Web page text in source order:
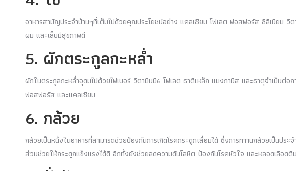
อาหารสามัญประจำบ้านๆที่เต็มไปด้วยคุณประโยชน์อย่าง แคลเซียม โฟเลต ฟอสฟอรัส ซีลีเนียม
ผม และเล็บมีสุขภาพดี
5. ผักตระกูลกะหล่ำ
ผักในตระกูลกะหล่ำอุดมไปด้วยไฟเบอร์ วิตามินบี6 โฟเลต ธาติเหล็ก แมงกานีส และธาตุจำเป็นต่อ
ฟอสฟอรัส และแคลเซียม
6. กล้วย
กล้วยเป็นหนึ่งในอาหารที่สามารถช่วยป้องกันการเกิดโรคกระดูกเสื่อมได้ ซึ่งการทาานกล้วยเป็นปร
ส่วนช่วยให้กระดูกแข็งแรงได้ดี อีกทั้งยังช่วยลดความดันโลหิต ป้องกันโรคหัวใจ และหลอดเลือดตี